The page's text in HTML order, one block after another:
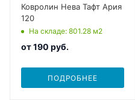
Ковролин Нева Тафт Ария
120
На складе: 801.28 м2
от190 руб.
ПОДРОБНЕЕ